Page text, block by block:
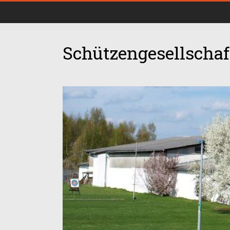
00:00
01:00
02:00